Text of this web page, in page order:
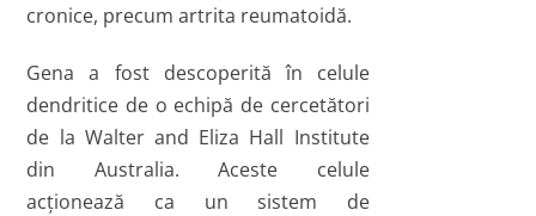
cronice, precum artrita reumatoidă.
Gena a fost descoperită în celule
dendritice de o echipă de cercetători
de la Walter and Eliza Hall Institute
din Australia. Aceste celule
acţionează ca un sistem de